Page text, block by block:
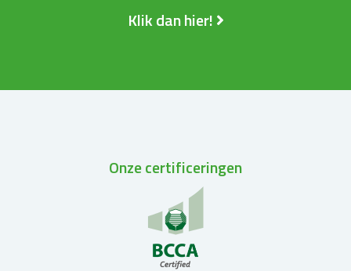
Klik dan hier!
Onze certificeringen